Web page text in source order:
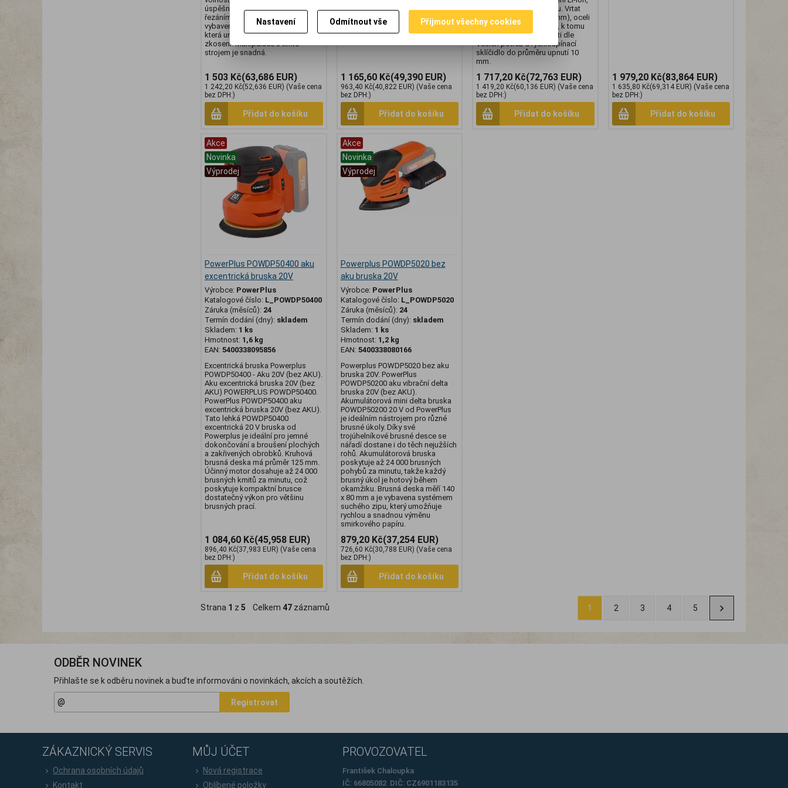
úspěšně dokončit každou práci s
řezáním. Pila o napětí 20V je
vybavena sklopnou deskou o 45°,
která umožňuje jednoduché
zkosení. Manipulace s tímto
strojem je snadná.
1 503 Kč(63,686 EUR)
1 242,20 Kč(52,636 EUR) (Vaše cena
bez DPH:)
Přidat do košíku
je jednoduchý, ale silný. 20V
akumulátor se hodí pro 20V DUAL
stroje, akumulátor 40V je určen pro
40V DUAL stroje.
1 165,60 Kč(49,390 EUR)
963,40 Kč(40,822 EUR) (Vaše cena
bez DPH:)
Přidat do košíku
to vše v praktickém kufru. Vrtat
můžete do dřeva (O 20 mm), oceli
(O 8 mm), plastů a zdiva, k tomu
Vám slouží i dvě rychlosti dle
Vašich potřeb a rychloupínací
sklíčidlo do průměru upnutí 10
mm.
1 717,20 Kč(72,763 EUR)
1 419,20 Kč(60,136 EUR) (Vaše cena
bez DPH:)
Přidat do košíku
1 979,20 Kč(83,864 EUR)
1 635,80 Kč(69,314 EUR) (Vaše cena
bez DPH:)
Přidat do košíku
Akce
Novinka
Výprodej
PowerPlus POWDP50400 aku
excentrická bruska 20V
Výrobce: PowerPlus
Katalogové číslo: L_POWDP50400
Záruka (měsíců): 24
Termín dodání (dny): skladem
Skladem: 1 ks
Hmotnost: 1,6 kg
EAN: 5400338095856
Excentrická bruska Powerplus
POWDP50400 - Aku 20V (bez AKU).
Aku excentrická bruska 20V (bez
AKU) POWERPLUS POWDP50400.
PowerPlus POWDP50400 aku
excentrická bruska 20V (bez AKU).
Tato lehká POWDP50400
excentrická 20 V bruska od
Powerplus je ideální pro jemné
dokončování a broušení plochých
a zakřivených obrobků. Kruhová
brusná deska má průměr 125 mm.
Účinný motor dosahuje až 24 000
brusných kmitů za minutu, což
poskytuje kompaktní brusce
dostatečný výkon pro většinu
brusných prací.
1 084,60 Kč(45,958 EUR)
896,40 Kč(37,983 EUR) (Vaše cena
bez DPH:)
Přidat do košíku
Akce
Novinka
Výprodej
Powerplus POWDP5020 bez
aku bruska 20V
Výrobce: PowerPlus
Katalogové číslo: L_POWDP5020
Záruka (měsíců): 24
Termín dodání (dny): skladem
Skladem: 1 ks
Hmotnost: 1,2 kg
EAN: 5400338080166
Powerplus POWDP5020 bez aku
bruska 20V. PowerPlus
POWDP50200 aku vibrační delta
bruska 20V (bez AKU).
Akumulátorová mini delta bruska
POWDP50200 20 V od PowerPlus
je ideálním nástrojem pro různé
brusné úkoly. Díky své
trojúhelníkové brusné desce se
nářadí dostane i do těch nejužších
rohů. Akumulátorová bruska
poskytuje až 24 000 brusných
pohybů za minutu, takže každý
brusný úkol je hotový během
okamžiku. Brusná deska měří 140
x 80 mm a je vybavena systémem
suchého zipu, který umožňuje
rychlou a snadnou výměnu
smirkového papíru.
879,20 Kč(37,254 EUR)
726,60 Kč(30,788 EUR) (Vaše cena
bez DPH:)
Přidat do košíku
Strana 1 z 5 Celkem 47 záznamů 1 2 3 4 5
ODBĚR NOVINEK
Přihlašte se k odběru novinek a buďte informováni o novinkách, akcích a soutěžích.
Registrovat
ZÁKAZNICKÝ SERVIS
Ochrana osobních údajů
Kontakt
MŮJ ÚČET
Nová registrace
Oblíbené položky
PROVOZOVATEL
František Chaloupka
IČ: 66805082 DIČ: CZ6901183135
Nastavení Odmítnout vše Přijmout všechny cookies